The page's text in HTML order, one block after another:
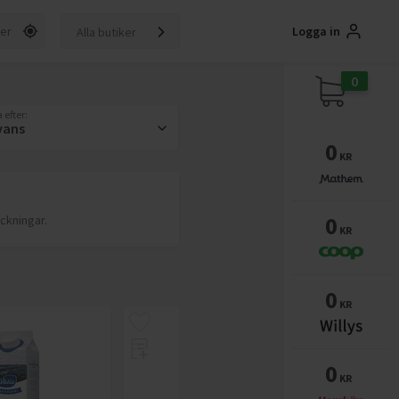
Alla butiker Logga in
efter:
0
0 KR
0 KR
0 KR
0 KR